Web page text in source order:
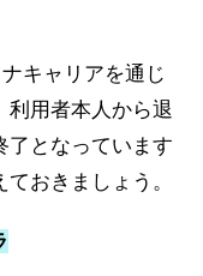
キャリアを通じ
利用者本人から退
了となっています
おきましょう。